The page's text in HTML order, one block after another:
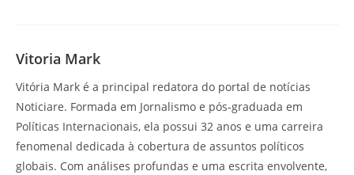
Vitoria Mark
Vitória Mark é a principal redatora do portal de notícias
Noticiare. Formada em Jornalismo e pós-graduada em
Políticas Internacionais, ela possui 32 anos e uma carreira
fenomenal dedicada à cobertura de assuntos políticos
globais. Com análises profundas e uma escrita envolvente,